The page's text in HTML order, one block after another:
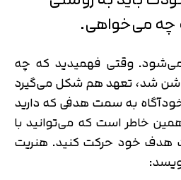
چه می‌خواهی.
می‌شود. وقتی فهمیدید که چه
شد، تعهد هم شکل می‌‌گیرد
به سمت هدفی که دارید
خاطر است که می‌توانید با
خود حرکت کنید. هنریت